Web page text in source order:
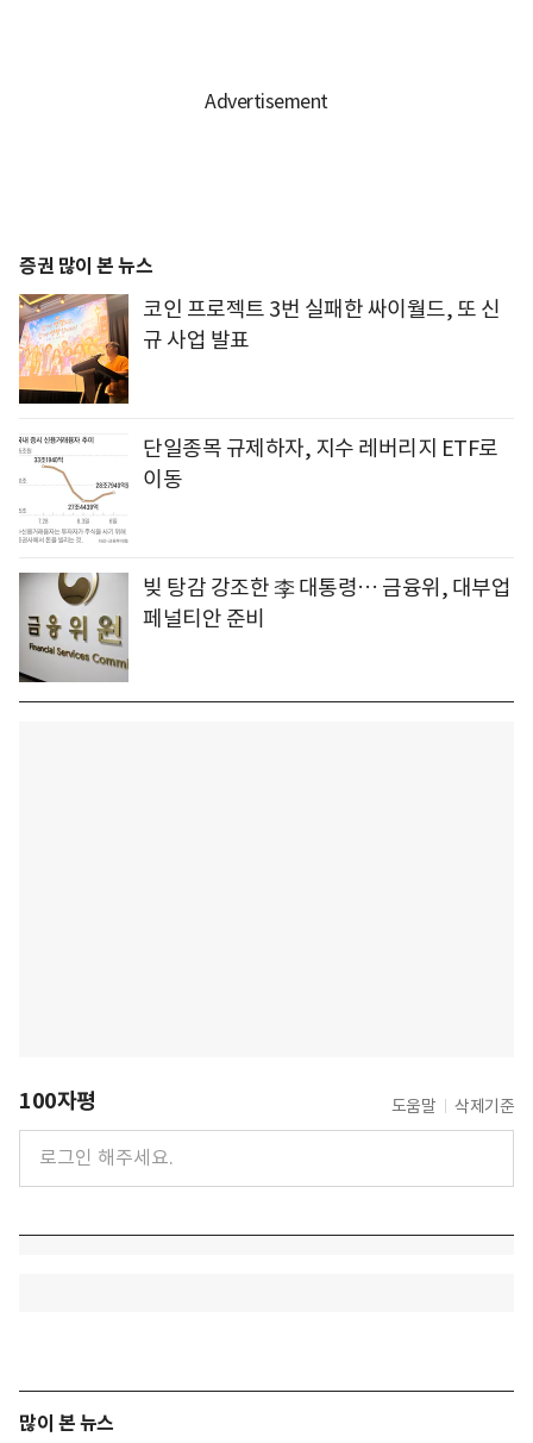
증권 많이 본 뉴스
코인 프로젝트 3번 실패한 싸이월드, 또 신
규 사업 발표
단일종목 규제하자, 지수 레버리지 ETF로
이동
빚 탕감 강조한 李 대통령… 금융위, 대부업
페널티안 준비
100자평 도움말 삭제기준
많이 본 뉴스